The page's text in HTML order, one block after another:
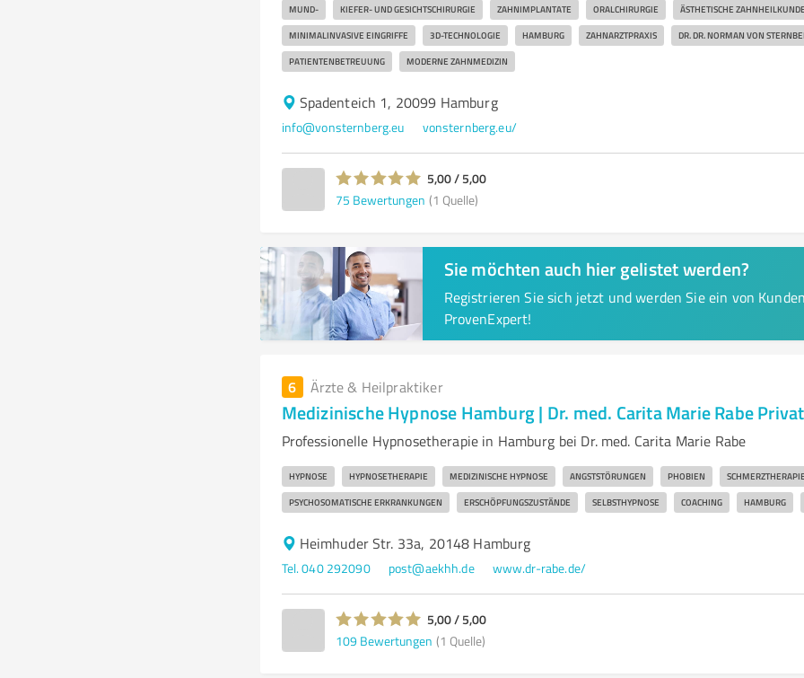
MUND- KIEFER- UND GESICHTSCHIRURGIE ZAHNIMPLANTATE ORALCHIRURGIE ÄSTHETISCHE ZAHNHEILKUNDE
MINIMALINVASIVE EINGRIFFE 3D-TECHNOLOGIE HAMBURG ZAHNARZTPRAXIS DR. DR. NORMAN VON
PATIENTENBETREUUNG MODERNE ZAHNMEDIZIN
Spadenteich 1, 20099 Hamburg
info@vonsternberg.eu vonsternberg.eu/
5,00 / 5,00
75 Bewertungen (1 Quelle)
Sie möchten auch hier gelistet werden?
Registrieren Sie sich jetzt und werden Sie ein von
ProvenExpert!
6 Ärzte & Heilpraktiker
Medizinische Hypnose Hamburg | Dr. med. Carita Marie Rabe
Professionelle Hypnosetherapie in Hamburg bei Dr. med. Carita Marie Rabe
HYPNOSE HYPNOSETHERAPIE MEDIZINISCHE HYPNOSE ANGSTSTÖRUNGEN PHOBIEN SCHMERZTHERAPIE
PSYCHOSOMATISCHE ERKRANKUNGEN ERSCHÖPFUNGSZUSTÄNDE SELBSTHYPNOSE COACHING HAMBURG
Heimhuder Str. 33a, 20148 Hamburg
Tel. 040 292090 post@aekhh.de www.dr-rabe.de/
5,00 / 5,00
109 Bewertungen (1 Quelle)